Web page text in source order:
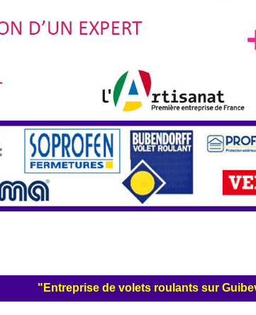
"Entreprise de volets roulants sur